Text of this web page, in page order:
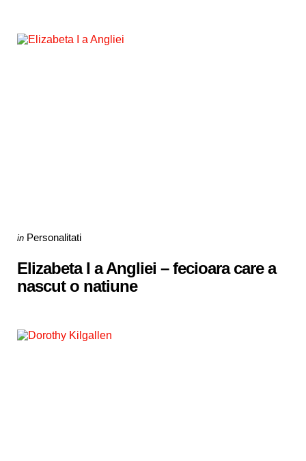
Categories
Posted
in Personalitati
Elizabeta I a Angliei – fecioara care a
nascut o natiune